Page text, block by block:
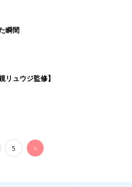
瞬間
ュウジ監修】
5 >